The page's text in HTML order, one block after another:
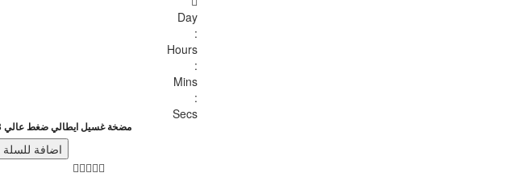
Day
:
Hours
:
Mins
:
Secs
مضخة غسيل ايطالي ضغط عالي 3 فاز
+ اضافة للسلة